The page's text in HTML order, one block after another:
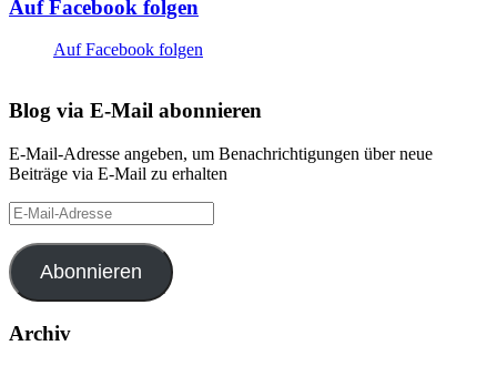
Auf Facebook folgen
Auf Facebook folgen
Blog via E-Mail abonnieren
E-Mail-Adresse angeben, um Benachrichtigungen über neue
Beiträge via E-Mail zu erhalten
E-
Mail-
Adresse
Abonnieren
Archiv